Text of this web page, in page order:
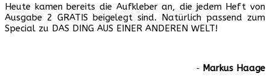
Heute kamen bereits die Aufkleber an, die jedem Heft von
Ausgabe 2 GRATIS beigelegt sind. Natürlich passend zum
Special zu DAS DING AUS EINER ANDEREN WELT!
‐ Markus Haage